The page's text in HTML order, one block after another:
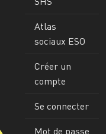
Atlas
sociaux ESO
Créer un
compte
Se connecter
Mot de passe